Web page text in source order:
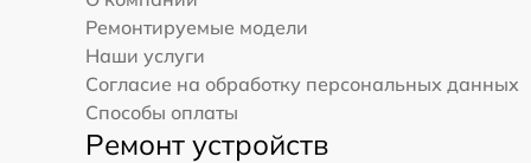
Ремонтируемые модели
Наши услуги
Согласие на обработку персональных данных
Способы оплаты
Ремонт устройств